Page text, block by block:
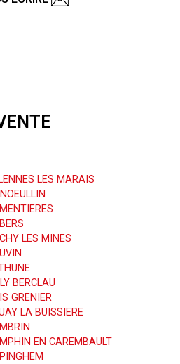
LES MARAIS
LES MINES
BERCLAU
GRENIER
LA BUISSIERE
EN CAREMBAULT